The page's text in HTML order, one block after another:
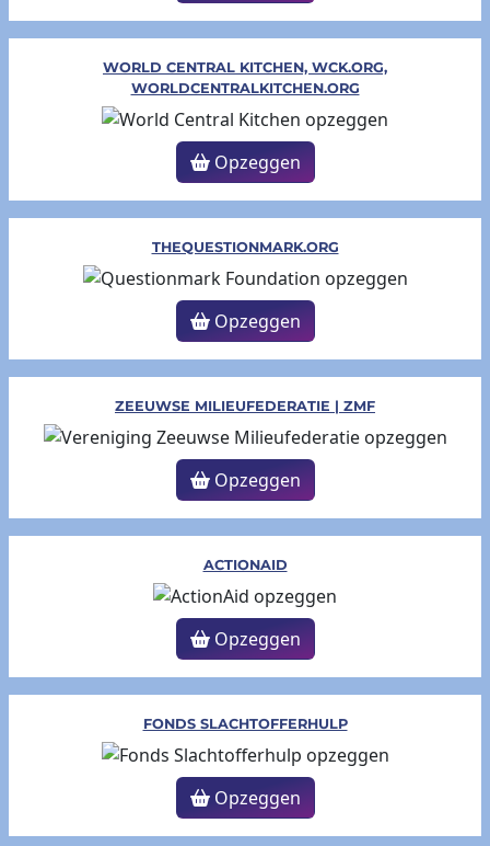
WORLD CENTRAL KITCHEN, WCK.ORG,
WORLDCENTRALKITCHEN.ORG
Opzeggen
THEQUESTIONMARK.ORG
Opzeggen
ZEEUWSE MILIEUFEDERATIE | ZMF
Opzeggen
ACTIONAID
Opzeggen
FONDS SLACHTOFFERHULP
Opzeggen